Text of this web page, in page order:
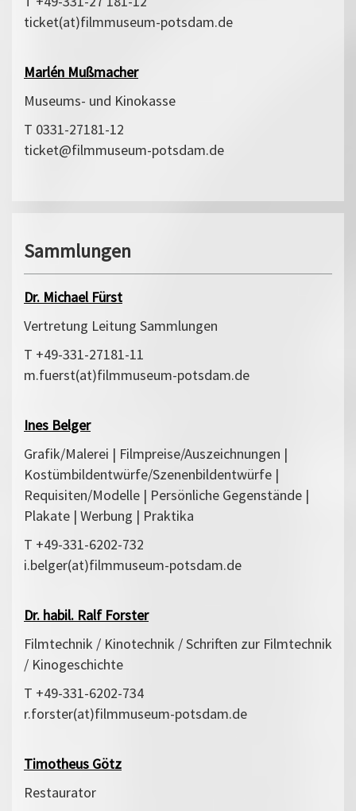
ticket(at)filmmuseum-potsdam.de
Marlén Mußmacher
Museums- und Kinokasse
T 0331-27181-12
ticket@filmmuseum-potsdam.de
Sammlungen
Dr. Michael Fürst
Vertretung Leitung Sammlungen
T +49-331-27181-11
m.fuerst(at)filmmuseum-potsdam.de
Ines Belger
Grafik/Malerei | Filmpreise/Auszeichnungen |
Kostümbildentwürfe/Szenenbildentwürfe |
Requisiten/Modelle | Persönliche Gegenstände |
Plakate | Werbung | Praktika
T +49-331-6202-732
i.belger(at)filmmuseum-potsdam.de
Dr. habil. Ralf Forster
Filmtechnik / Kinotechnik / Schriften zur Filmtechnik
/ Kinogeschichte
T +49-331-6202-734
r.forster(at)filmmuseum-potsdam.de
Timotheus Götz
Restaurator